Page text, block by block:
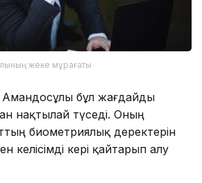
жеке мұрағаты
Амандосұлы бұл жағдайды
нақтылай түседі. Оның
биометриялық деректерін
келісімді кері қайтарып алу